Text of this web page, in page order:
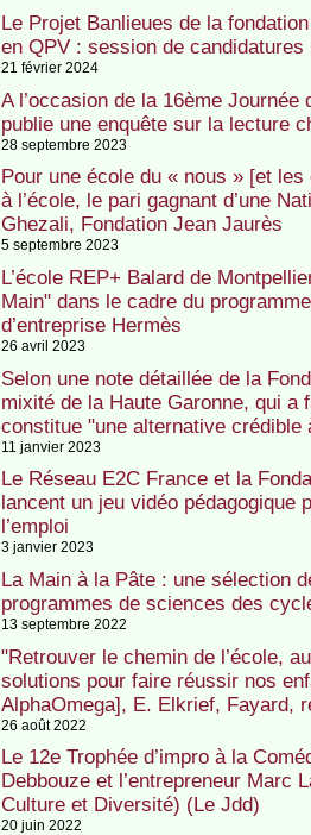
Le Projet Banlieues de la
en QPV : session de candidatures
21 février 2024
A l’occasion de la 16ème Journée
publie une enquête sur la lecture
28 septembre 2023
Pour une école du « nous » [et
à l’école, le pari gagnant d’une
Ghezali, Fondation Jean Jaurès
5 septembre 2023
L’école REP+ Balard de
Main" dans le cadre du
d’entreprise Hermès
26 avril 2023
Selon une note détaillée de la
mixité de la Haute Garonne, qui a
constitue "une alternative crédible
11 janvier 2023
Le Réseau E2C France et la
lancent un jeu vidéo pédagogique
l’emploi
3 janvier 2023
La Main à la Pâte : une sélection
programmes de sciences des
13 septembre 2022
"Retrouver le chemin de l’école,
solutions pour faire réussir nos
AlphaOmega], E. Elkrief, Fayard,
26 août 2022
Le 12e Trophée d’impro à la
Debbouze et l’entrepreneur Marc
Culture et Diversité) (Le Jdd)
20 juin 2022